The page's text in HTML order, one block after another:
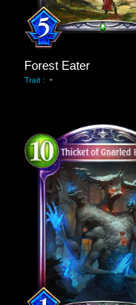
Forest Eater
Trait : -